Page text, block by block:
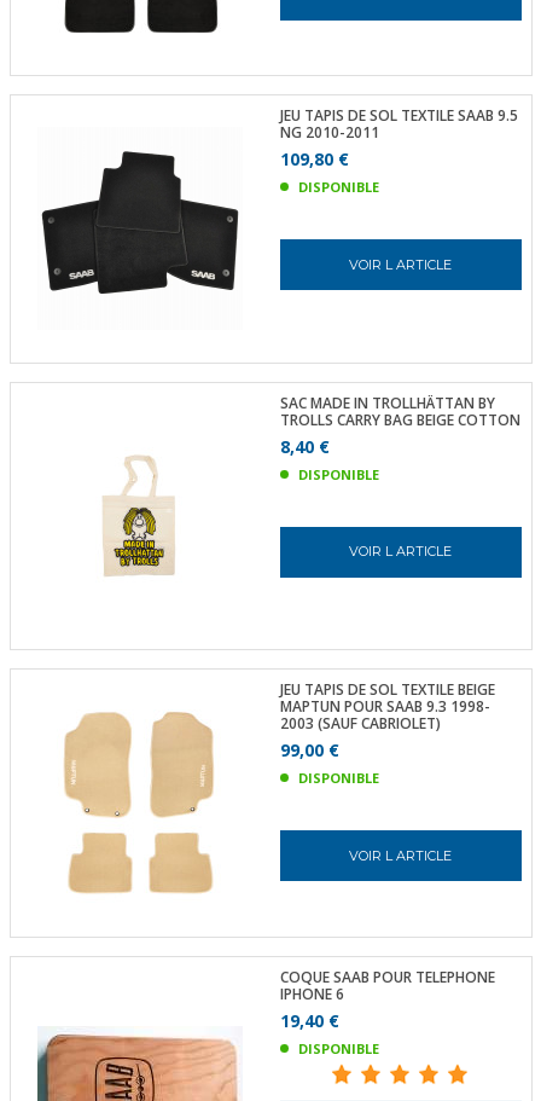
JEU TAPIS DE SOL TEXTILE SAAB 9.5
NG 2010-2011
109,80 €
DISPONIBLE
VOIR L ARTICLE
SAC MADE IN TROLLHÄTTAN BY
TROLLS CARRY BAG BEIGE COTTON
8,40 €
DISPONIBLE
VOIR L ARTICLE
JEU TAPIS DE SOL TEXTILE BEIGE
MAPTUN POUR SAAB 9.3 1998-
2003 (SAUF CABRIOLET)
99,00 €
DISPONIBLE
VOIR L ARTICLE
COQUE SAAB POUR TELEPHONE
IPHONE 6
19,40 €
DISPONIBLE